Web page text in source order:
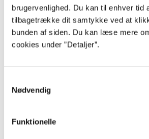
brugervenlighed. Du kan til enhver tid
tilbagetrække dit samtykke ved at
bunden af siden. Du kan læse mere
cookies under ”Detaljer”.
Nødvendig
Funktionelle
...
...
...